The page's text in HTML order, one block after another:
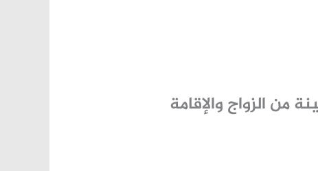
من الزواج والإقامة